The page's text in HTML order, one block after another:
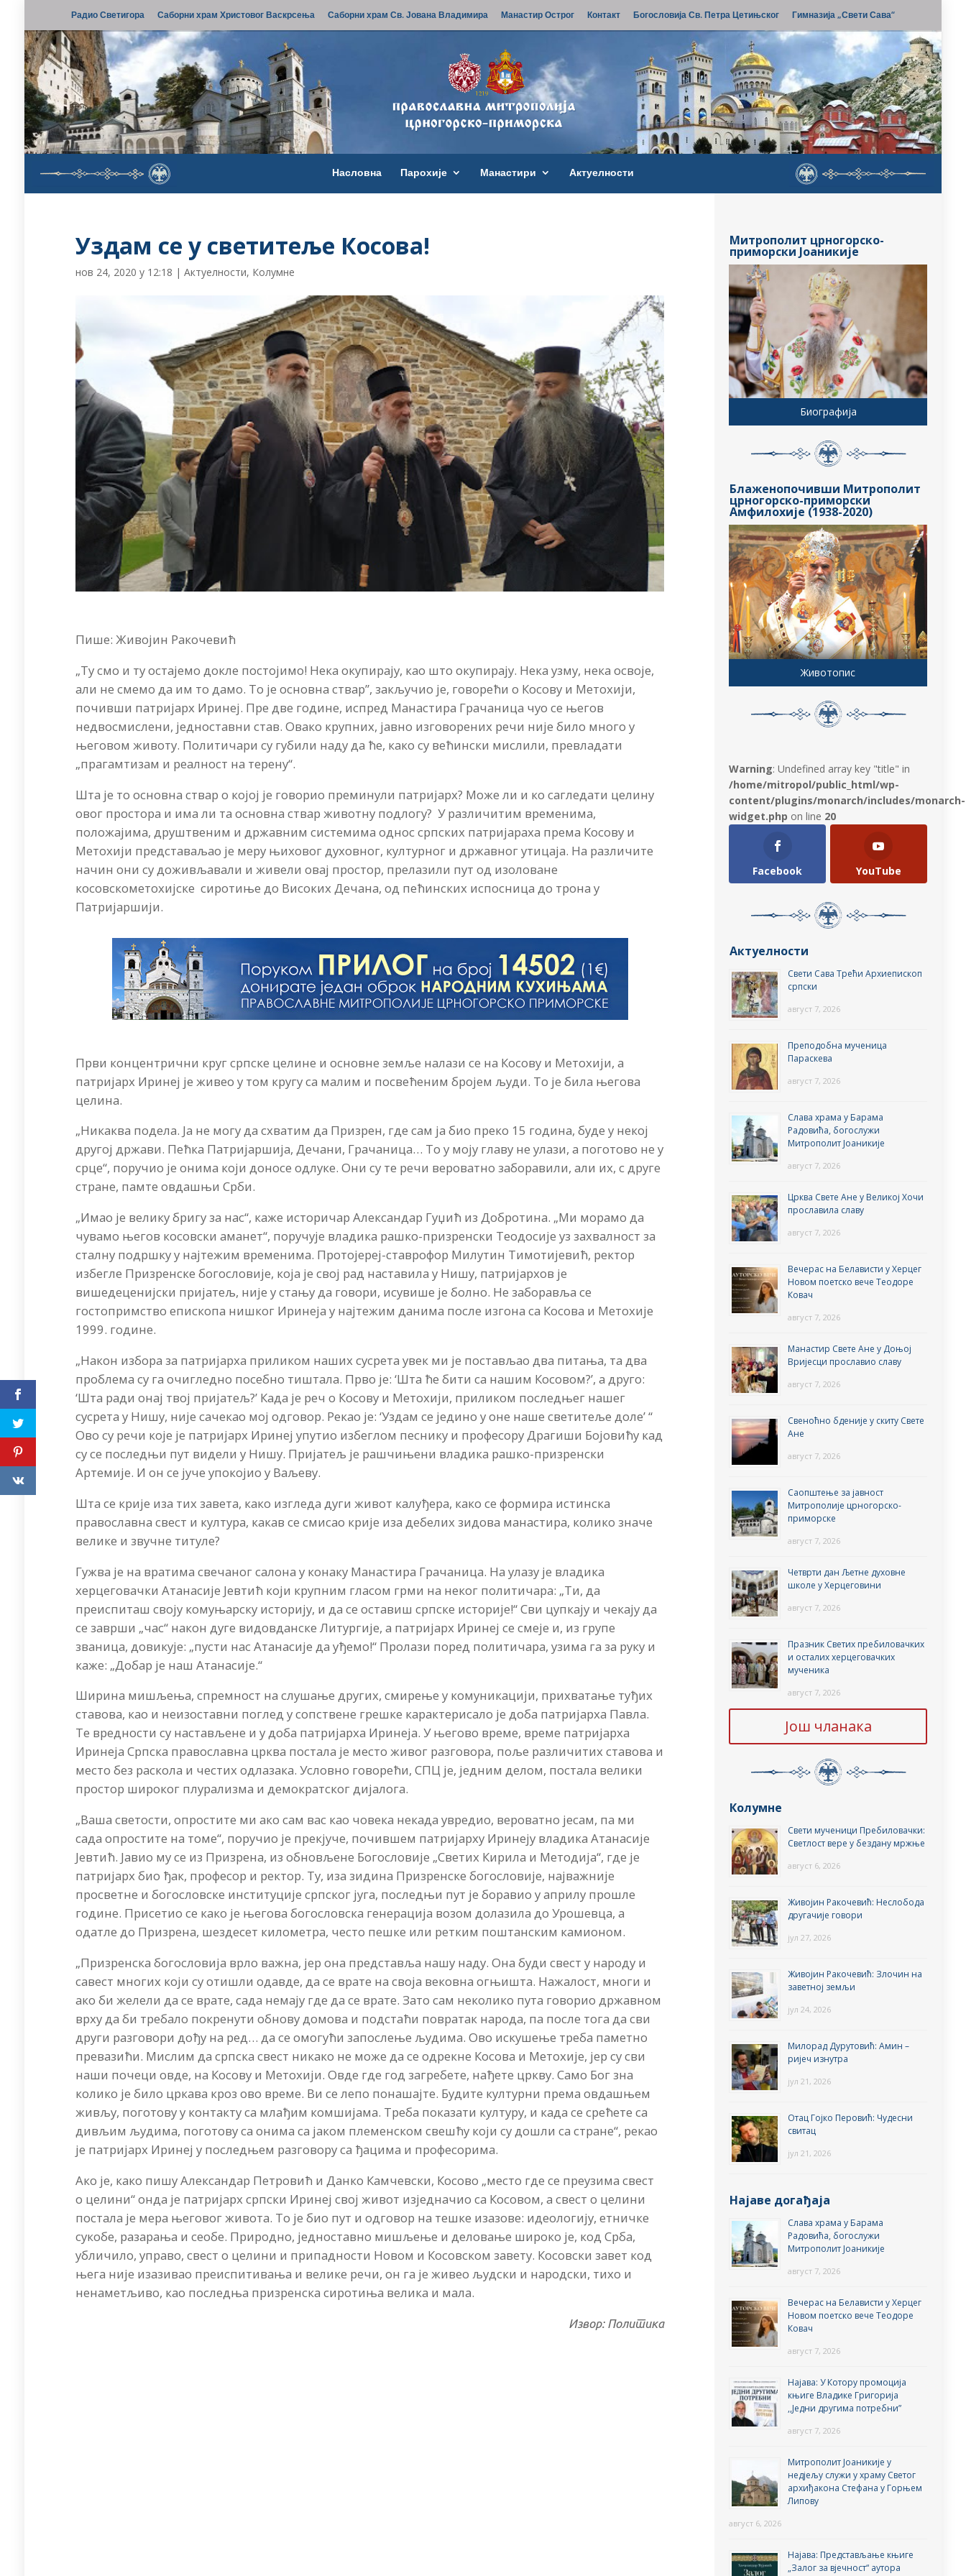
Радио Светигора Саборни храм Христовог Васкрсења Саборни храм Св. Јована Владимира Манастир Острог Контакт Богословија Св. Петра Цетињског Гимназија „Свети Сава“
Насловна Парохије Манастири Актуелности
Уздам се у светитеље Косова!
нов 24, 2020 у 12:18 |Актуелности, Колумне
Пише: Живојин Ракочевић
„Tу смо и ту остајемо докле постојимо! Нека окупирају, као што окупирају. Нека узму, нека освоје,
али не смемо да им то дамо. То је основна ствар”, закључио је, говорећи о Косову и Метохији,
почивши патријарх Иринеј. Пре две године, испред Манастира Грачаница чуо се његов
недвосмислени, једноставни став. Овако крупних, јавно изговорених речи није било много у
његовом животу. Политичари су губили наду да ће, како су већински мислили, превладати
„прагамтизам и реалност на терену“.
Шта је то основна ствар о којој је говорио преминули патријарх? Може ли и ко сагледати целину
овог простора и има ли та основна ствар животну подлогу? У различитим временима,
положајима, друштвеним и државним системима однос српских патријараха према Косову и
Метохији представаљао је меру њиховог духовног, културног и државног утицаја. На различите
начин они су доживљавали и живели овај простор, прелазили пут од изоловане
косовскометохијске сиротиње до Високих Дечана, од пећинских испосница до трона у
Патријаршији.
Први концентрични круг српске целине и основне земље налази се на Косову и Метохији, а
патријарх Иринеј је живео у том кругу са малим и посвећеним бројем људи. То је била његова
целина.
„Никаква подела. Ја не могу да схватим да Призрен, где сам ја био преко 15 година, буде у некој
другој држави. Пећка Патријаршија, Дечани, Грачаница… То у моју главу не улази, а поготово не у
срце“, поручио је онима који доносе одлуке. Они су те речи вероватно заборавили, али их, с друге
стране, памте овдашњи Срби.
„Имао је велику бригу за нас“, каже историчар Александар Гуџић из Добротина. „Ми морамо да
чувамо његов косовски аманет“, поручује владика рашко-призренски Теодосије уз захвалност за
сталну подршку у најтежим временима. Протојереј-ставрофор Милутин Тимотијевић, ректор
избегле Призренске богословије, која је свој рад наставила у Нишу, патријархов је
вишедеценијски пријатељ, није у стању да говори, исувише је болно. Не заборавља се
гостопримство епископа нишког Иринеја у најтежим данима после изгона са Косова и Метохије
1999. године.
„Након избора за патријарха приликом наших сусрета увек ми је постављао два питања, та два
проблема су га очигледно посебно тиштала. Прво је: ‘Шта ће бити са нашим Косовом?’, а друго:
‘Шта ради онај твој пријатељ?’ Када је реч о Косову и Метохији, приликом последњег нашег
сусрета у Нишу, није сачекао мој одговор. Рекао је: ‘Уздам се једино у оне наше светитеље доле’ “
Ово су речи које је патријарх Иринеј упутио избеглом песнику и професору Драгиши Бојовићу кад
су се последњи пут видели у Нишу. Пријатељ је рашчињени владика рашко-призренски
Артемије. И он се јуче упокојио у Ваљеву.
Шта се крије иза тих завета, како изгледа дуги живот калуђера, како се формира истинска
православна свест и култура, какав се смисао крије иза дебелих зидова манастира, колико значе
велике и звучне титуле?
Гужва је на вратима свечаног салона у конаку Манастира Грачаница. На улазу је владика
херцеговачки Атанасије Јевтић који крупним гласом грми на неког политичара: „Ти, да
преиспиташ своју комуњарску историју, и да се оставиш српске историје!“ Сви цупкају и чекају да
се заврши „час“ након дуге видовданске Литургије, а патријарх Иринеј се смеје и, из групе
званица, довикује: „пусти нас Атанасије да уђемо!“ Пролази поред политичара, узима га за руку и
каже: „Добар је наш Атанасије.“
Ширина мишљења, спремност на слушање других, смирење у комуникацији, прихватање туђих
ставова, као и неизоставни поглед у сопствене грешке карактерисало је доба патријарха Павла.
Те вредности су настављене и у доба патријарха Иринеја. У његово време, време патријарха
Иринеја Српска православна црква постала је место живог разговора, поље различитих ставова и
место без раскола и честих одлазака. Условно говорећи, СПЦ је, једним делом, постала велики
простор широког плурализма и демократског дијалога.
„Ваша светости, опростите ми ако сам вас као човека некада увредио, вероватно јесам, па ми
сада опростите на томе“, поручио је прекјуче, почившем патријарху Иринеју владика Атанасије
Јевтић. Јавио му се из Призрена, из обновљене Богословије „Светих Кирила и Методија“, где је
патријарх био ђак, професор и ректор. Ту, иза зидина Призренске богословије, најважније
просветне и богословске институције српског југа, последњи пут је боравио у априлу прошле
године. Присетио се како је његова богословска генерација возом долазила до Урошевца, а
одатле до Призрена, шездесет километра, често пешке или ретким поштанским камионом.
„Призренска богословија врло важна, јер она представља нашу наду. Она буди свест у народу и
савест многих који су отишли одавде, да се врате на своја вековна огњишта. Нажалост, многи и
ако би желели да се врате, сада немају где да се врате. Зато сам неколико пута говорио државном
врху да би требало покренути обнову домова и подстаћи повратак народа, па после тога да сви
други разговори дођу на ред… да се омогући запослење људима. Ово искушење треба паметно
превазићи. Мислим да српска свест никако не може да се одрекне Косова и Метохије, јер су сви
наши почеци овде, на Косову и Метохији. Овде где год загребете, нађете цркву. Само Бог зна
колико је било цркава кроз ово време. Ви се лепо понашајте. Будите културни према овдашњем
живљу, поготову у контакту са млађим комшијама. Треба показати културу, и када се срећете са
дивљим људима, поготову са онима са јаком племенском свешћу који су дошли са стране“, рекао
је патријарх Иринеј у последњем разговору са ђацима и професорима.
Ако је, како пишу Александар Петровић и Данко Камчевски, Косово „место где се преузима свест
о целини“ онда је патријарх српски Иринеј свој живот изједначио са Косовом, а свест о целини
постала је мера његовог живота. То је био пут и одговор на тешке изазове: идеологију, етничке
сукобе, разарања и сеобе. Природно, једноставно мишљење и деловање широко је, код Срба,
убличило, управо, свест о целини и припадности Новом и Косовском завету. Косовски завет код
њега није изазивао преиспитивања и велике речи, он га је живео људски и народски, тихо и
ненаметљиво, као последња призренска сиротиња велика и мала.
Извор: Политика
Митрополит црногорско-
приморски Јоаникије
Биографија
Блаженопочивши Митрополит
црногорско-приморски
Амфилохије (1938-2020)
Животопис
Warning: Undefined array key "title" in
/home/mitropol/public_html/wp-
content/plugins/monarch/includes/monarch-
widget.php on line 20
Facebook YouTube
Актуелности
Свети Сава Трећи Архиепископ
српски
август 7, 2026
Преподобна мученица
Параскева
август 7, 2026
Слава храма у Барама
Радовића, богослужи
Митрополит Јоаникије
август 7, 2026
Црква Свете Ане у Великој Хочи
прославила славу
август 7, 2026
Вечерас на Белависти у Херцег
Новом поетско вече Теодоре
Ковач
август 7, 2026
Манастир Свете Ане у Доњој
Вријесци прославио славу
август 7, 2026
Свеноћно бденије у скиту Свете
Ане
август 7, 2026
Саопштење за јавност
Митрополије црногорско-
приморске
август 7, 2026
Четврти дан Љетне духовне
школе у Херцеговини
август 7, 2026
Празник Светих пребиловачких
и осталих херцеговачких
мученика
август 7, 2026
Још чланака
Колумне
Свети мученици Пребиловачки:
Светлост вере у бездану мржње
август 6, 2026
Живојин Ракочевић: Неслобода
другачије говори
јул 27, 2026
Живојин Ракочевић: Злочин на
заветној земљи
јул 24, 2026
Милорад Дурутовић: Амин –
ријеч изнутра
јул 21, 2026
Отац Гојко Перовић: Чудесни
свитац
јул 21, 2026
Најаве догађаја
Слава храма у Барама
Радовића, богослужи
Митрополит Јоаникије
август 7, 2026
Вечерас на Белависти у Херцег
Новом поетско вече Теодоре
Ковач
август 7, 2026
Најава: У Котору промоција
књиге Владике Григорија
,,Једни другима потребни”
август 7, 2026
Митрополит Јоаникије у
недјељу служи у храму Светог
архиђакона Стефана у Горњем
Липову
август 6, 2026
Најава: Представљање књиге
„Залог за вјечност“ аутора